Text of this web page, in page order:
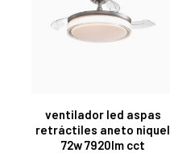
ventilador led aspas
retráctiles aneto niquel
72w 7920lm cct